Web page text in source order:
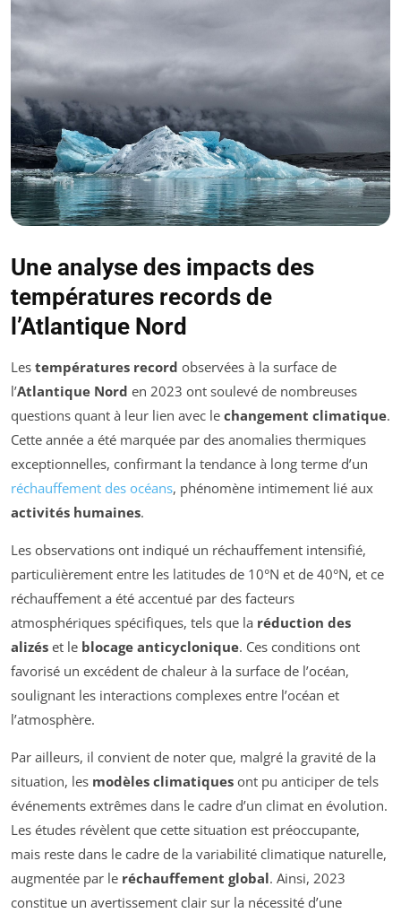
Une analyse des impacts des
températures records de
l’Atlantique Nord
Les températures record observées à la surface de
l’Atlantique Nord en 2023 ont soulevé de nombreuses
questions quant à leur lien avec le changement climatique.
Cette année a été marquée par des anomalies thermiques
exceptionnelles, confirmant la tendance à long terme d’un
réchauffement des océans, phénomène intimement lié aux
activités humaines.
Les observations ont indiqué un réchauffement intensifié,
particulièrement entre les latitudes de 10°N et de 40°N, et ce
réchauffement a été accentué par des facteurs
atmosphériques spécifiques, tels que la réduction des
alizés et le blocage anticyclonique. Ces conditions ont
favorisé un excédent de chaleur à la surface de l’océan,
soulignant les interactions complexes entre l’océan et
l’atmosphère.
Par ailleurs, il convient de noter que, malgré la gravité de la
situation, les modèles climatiques ont pu anticiper de tels
événements extrêmes dans le cadre d’un climat en évolution.
Les études révèlent que cette situation est préoccupante,
mais reste dans le cadre de la variabilité climatique naturelle,
augmentée par le réchauffement global. Ainsi, 2023
constitue un avertissement clair sur la nécessité d’une